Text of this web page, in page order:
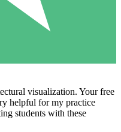
visualization. Your free
helpful for my practice
students with these